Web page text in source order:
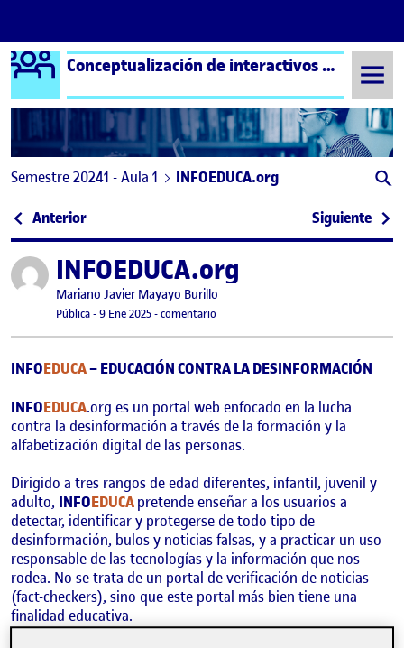
Saltar al contenido
Logo Ágora Conceptualización de interactivos – Aula 1
Semestre 20241 - Aula 1 INFOEDUCA.org
Navegación de entradas
Anterior: PR: Proyecto final BalanceTrack Siguiente: Big
Publicado porINFOEDUCA.org
Publicado por
Mariano Javier Mayayo Burillo
Visibilidad:
Pública-Fecha de publicación
9 Ene 20255 febrero, 2025 8:27 pm
-comentario
INFOEDUCA– EDUCACIÓN CONTRA LA DESINFORMACIÓN
INFOEDUCA.org es un portal web enfocado en la lucha
contra la desinformación a través de la formación y la
alfabetización digital de las personas.
Dirigido a tres rangos de edad diferentes, infantil, juvenil y
adulto, INFOEDUCApretende enseñar a los usuarios a
detectar, identificar y protegerse de todo tipo de
desinformación, bulos y noticias falsas, y a practicar un uso
responsable de las tecnologías y la información que nos
rodea. No se trata de un portal de verificación de noticias
(fact-checkers), sino que este portal más bien tiene una
finalidad educativa.